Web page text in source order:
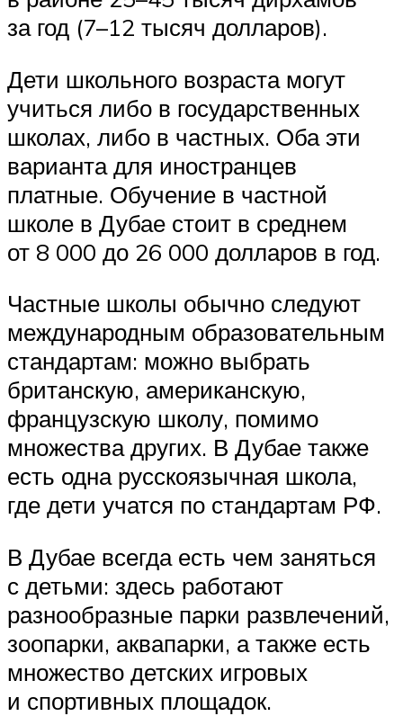
за год (7–12 тысяч долларов).
Дети школьного возраста могут
учиться либо в государственных
школах, либо в частных. Оба эти
варианта для иностранцев
платные. Обучение в частной
школе в Дубае стоит в среднем
от 8 000 до 26 000 долларов в год.
Частные школы обычно следуют
международным образовательным
стандартам: можно выбрать
британскую, американскую,
французскую школу, помимо
множества других. В Дубае также
есть одна русскоязычная школа,
где дети учатся по стандартам РФ.
В Дубае всегда есть чем заняться
с детьми: здесь работают
разнообразные парки развлечений,
зоопарки, аквапарки, а также есть
множество детских игровых
и спортивных площадок.